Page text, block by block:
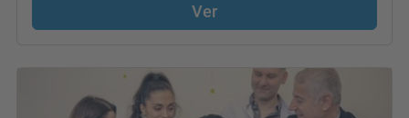
Ver